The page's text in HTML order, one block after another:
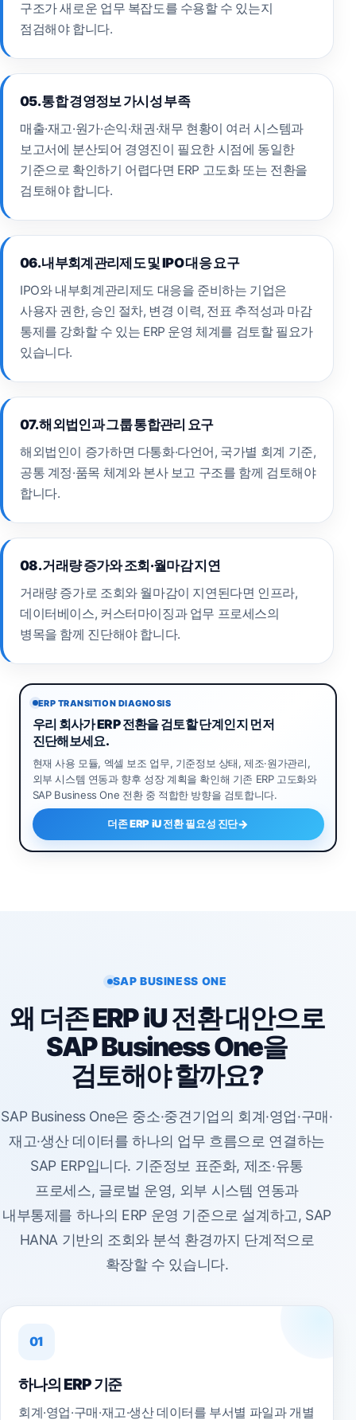
구조가 새로운 업무 복잡도를 수용할 수 있는지
점검해야 합니다.
05. 통합 경영정보 가시성 부족
매출·재고·원가·손익·채권·채무 현황이 여러 시스템과
보고서에 분산되어 경영진이 필요한 시점에 동일한
기준으로 확인하기 어렵다면 ERP 고도화 또는 전환을
검토해야 합니다.
06. 내부회계관리제도 및 IPO 대응 요구
IPO와 내부회계관리제도 대응을 준비하는 기업은
사용자 권한, 승인 절차, 변경 이력, 전표 추적성과 마감
통제를 강화할 수 있는 ERP 운영 체계를 검토할 필요가
있습니다.
07. 해외법인과 그룹 통합관리 요구
해외법인이 증가하면 다통화·다언어, 국가별 회계 기준,
공통 계정·품목 체계와 본사 보고 구조를 함께 검토해야
합니다.
08. 거래량 증가와 조회·월마감 지연
거래량 증가로 조회와 월마감이 지연된다면 인프라,
데이터베이스, 커스터마이징과 업무 프로세스의
병목을 함께 진단해야 합니다.
ERP TRANSITION DIAGNOSIS
우리 회사가 ERP 전환을 검토할 단계인지 먼저
진단해보세요.
현재 사용 모듈, 엑셀 보조 업무, 기준정보 상태, 제조·원가관리,
외부 시스템 연동과 향후 성장 계획을 확인해 기존 ERP 고도화와
SAP Business One 전환 중 적합한 방향을 검토합니다.
더존 ERP iU 전환 필요성 진단
SAP BUSINESS ONE
왜 더존 ERP iU 전환 대안으로
SAP Business One을
검토해야 할까요?
SAP Business One은 중소·중견기업의 회계·영업·구매·
재고·생산 데이터를 하나의 업무 흐름으로 연결하는
SAP ERP입니다. 기준정보 표준화, 제조·유통
프로세스, 글로벌 운영, 외부 시스템 연동과
내부통제를 하나의 ERP 운영 기준으로 설계하고, SAP
HANA 기반의 조회와 분석 환경까지 단계적으로
확장할 수 있습니다.
01
하나의 ERP 기준
회계·영업·구매·재고·생산 데이터를 부서별 파일과 개별